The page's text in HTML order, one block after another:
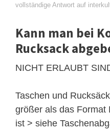
vollständige Antwort auf
Kann man bei
Rucksack
NICHT ERLAUBT
Taschen und
größer als das Format
ist > siehe